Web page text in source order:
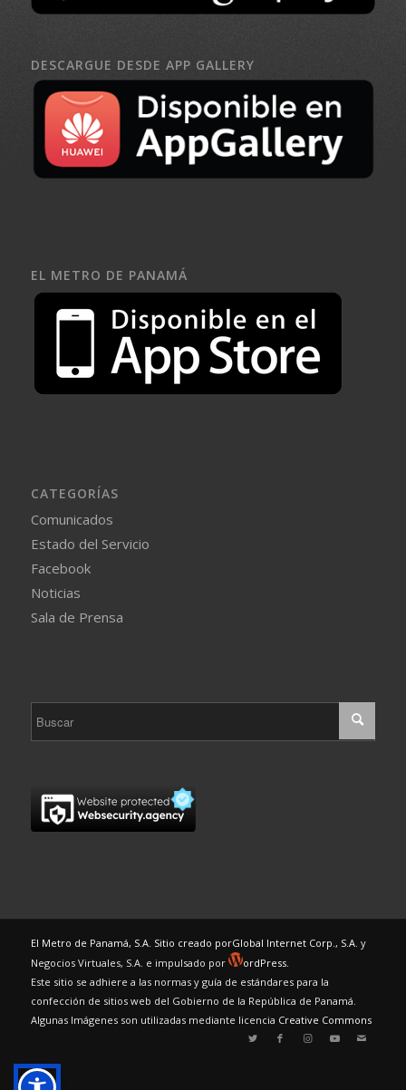
DESCARGUE DESDE APP GALLERY
EL METRO DE PANAMÁ
CATEGORÍAS
Comunicados
Estado del Servicio
Facebook
Noticias
Sala de Prensa
El Metro de Panamá, S.A. Sitio creado porGlobal Internet Corp., S.A. y
Negocios Virtuales, S.A. e impulsado por
ordPress.
Este sitio se adhiere a las normas y guía de estándares para la
confección de sitios web del Gobierno de la República de Panamá.
Algunas Imágenes son utilizadas mediante licencia Creative Commons